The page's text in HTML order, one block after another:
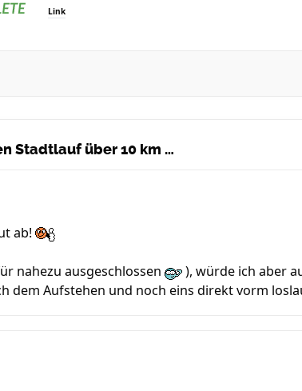
Link
Stadtlauf über 10 km …
ab!
nahezu ausgeschlossen
), würde ich aber
dem Aufstehen und noch eins direkt vorm